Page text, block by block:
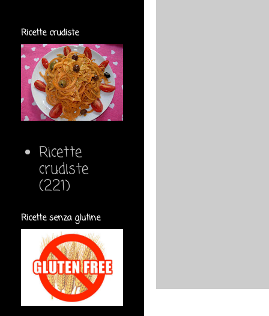
Ricette crudiste
Ricette
crudiste
(221)
Ricette senza glutine